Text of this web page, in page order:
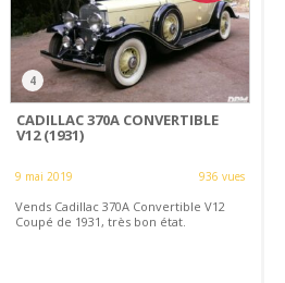
4
CADILLAC 370A CONVERTIBLE
V12 (1931)
9 mai 2019 936 vues
Vends Cadillac 370A Convertible V12
Coupé de 1931, très bon état.